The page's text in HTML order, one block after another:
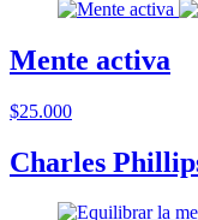
Mente activa
$25.000
Charles